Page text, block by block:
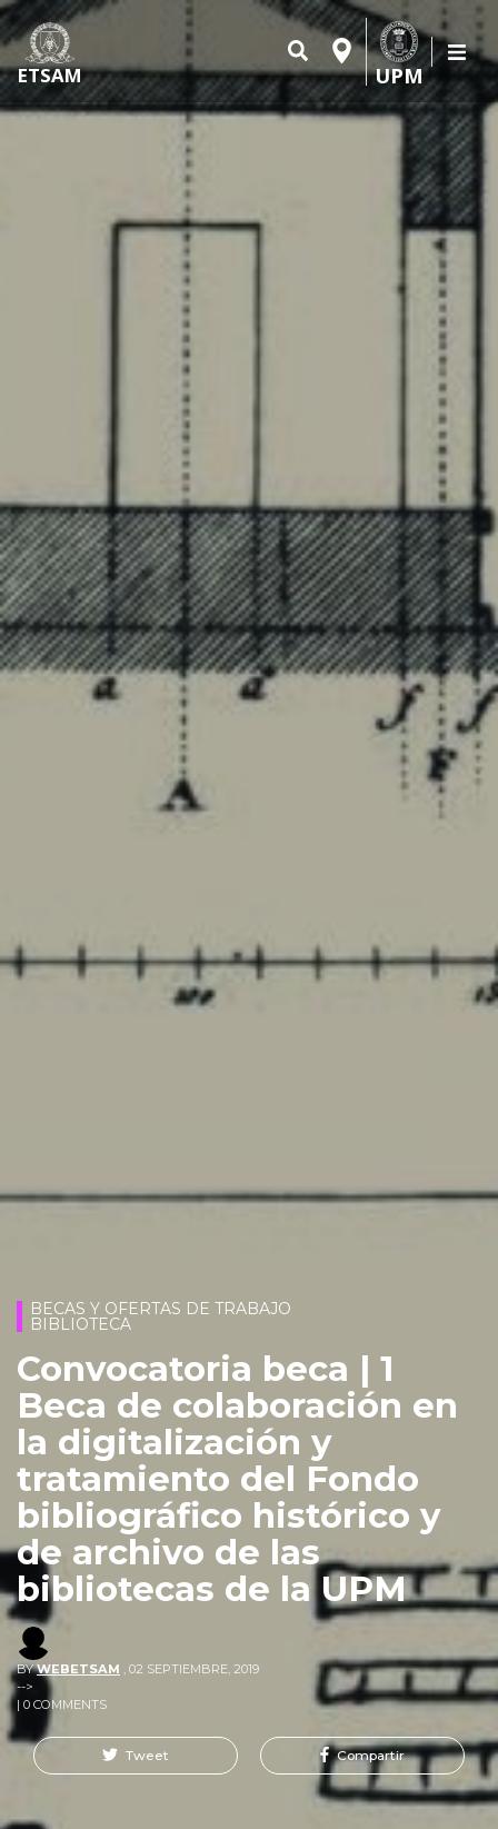
ETSAM UPM
BECAS Y OFERTAS DE TRABAJO
BIBLIOTECA
Convocatoria beca | 1
Beca de colaboración en
la digitalización y
tratamiento del Fondo
bibliográfico histórico y
de archivo de las
bibliotecas de la UPM
BYWEBETSAM
02 SEPTIEMBRE, 2019
-->
| 0 COMMENTS
Tweet Compartir